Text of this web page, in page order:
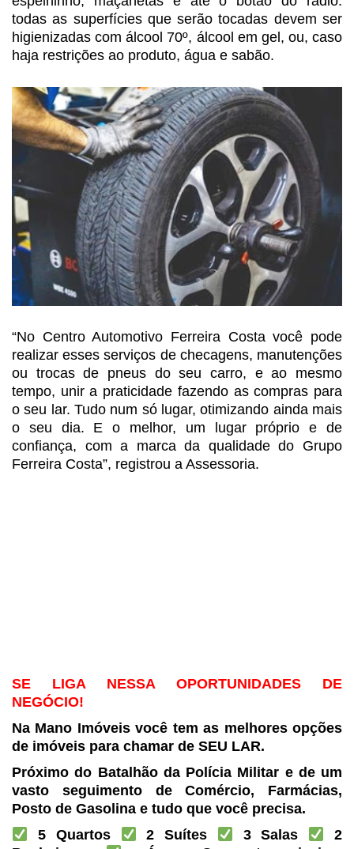
todas as superfícies que serão tocadas devem ser
higienizadas com álcool 70º, álcool em gel, ou, caso
haja restrições ao produto, água e sabão.
“No Centro Automotivo Ferreira Costa você pode
realizar esses serviços de checagens, manutenções
ou trocas de pneus do seu carro, e ao mesmo
tempo, unir a praticidade fazendo as compras para
o seu lar. Tudo num só lugar, otimizando ainda mais
o seu dia. E o melhor, um lugar próprio e de
confiança, com a marca da qualidade do Grupo
Ferreira Costa”, registrou a Assessoria.
SE LIGA NESSA OPORTUNIDADES DE
NEGÓCIO!
Na Mano Imóveis você tem as melhores opções
de imóveis para chamar de SEU LAR.
Próximo do Batalhão da Polícia Militar e de um
vasto seguimento de Comércio, Farmácias,
Posto de Gasolina e tudo que você precisa.
5 Quartos
2 Suítes 3 Salas
2